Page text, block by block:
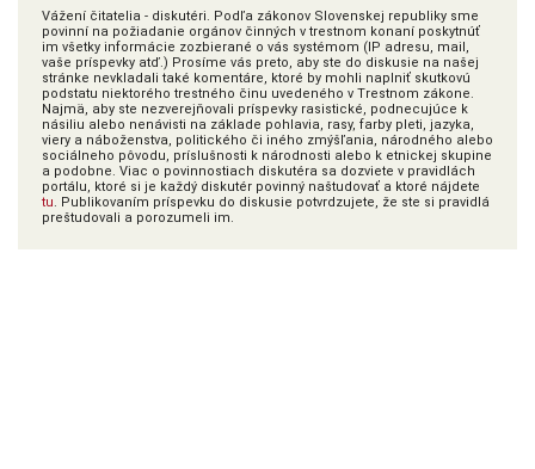
Vážení čitatelia - diskutéri. Podľa zákonov Slovenskej republiky sme
povinní na požiadanie orgánov činných v trestnom konaní poskytnúť
im všetky informácie zozbierané o vás systémom (IP adresu, mail,
vaše príspevky atď.) Prosíme vás preto, aby ste do diskusie na našej
stránke nevkladali také komentáre, ktoré by mohli naplniť skutkovú
podstatu niektorého trestného činu uvedeného v Trestnom zákone.
Najmä, aby ste nezverejňovali príspevky rasistické, podnecujúce k
násiliu alebo nenávisti na základe pohlavia, rasy, farby pleti, jazyka,
viery a náboženstva, politického či iného zmýšľania, národného alebo
sociálneho pôvodu, príslušnosti k národnosti alebo k etnickej skupine
a podobne. Viac o povinnostiach diskutéra sa dozviete v pravidlách
portálu, ktoré si je každý diskutér povinný naštudovať a ktoré nájdete
tu. Publikovaním príspevku do diskusie potvrdzujete, že ste si pravidlá
preštudovali a porozumeli im.